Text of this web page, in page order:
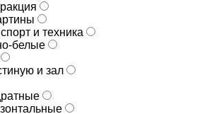
и техника
белые
и зал